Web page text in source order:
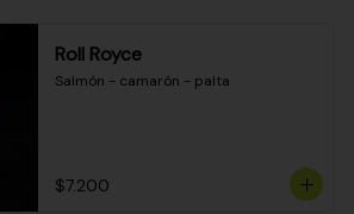
Roll Royce
Salmón - camarón - palta
$7.200